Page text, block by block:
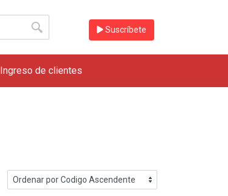
Suscríbete
Ingreso de clientes